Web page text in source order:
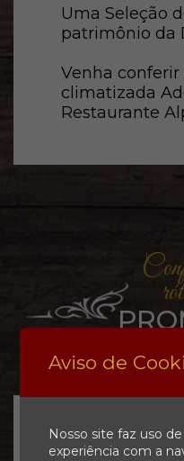
Uma Seleção
patrimônio da
Venha
climatizada
Restaurante
Aviso de
Nosso site faz uso
experiência com a